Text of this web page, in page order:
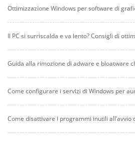
Ottimizzazione Windows per software di
Il PC si surriscalda e va lento? Consigli di
Guida alla rimozione di adware e bloatware
Come configurare i servizi di Windows per
Come disattivare i programmi inutili all’avvio